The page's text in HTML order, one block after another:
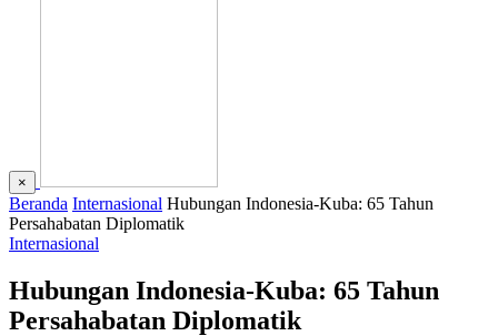
×
Beranda Internasional Hubungan Indonesia-Kuba: 65 Tahun
Persahabatan Diplomatik
Internasional
Hubungan Indonesia-Kuba: 65 Tahun
Persahabatan Diplomatik